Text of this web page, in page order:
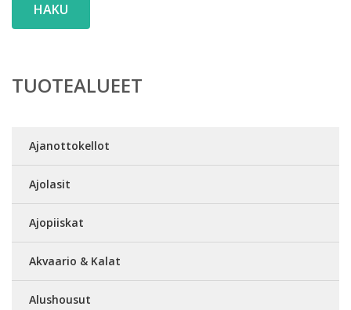
HAKU
TUOTEALUEET
Ajanottokellot
Ajolasit
Ajopiiskat
Akvaario & Kalat
Alushousut